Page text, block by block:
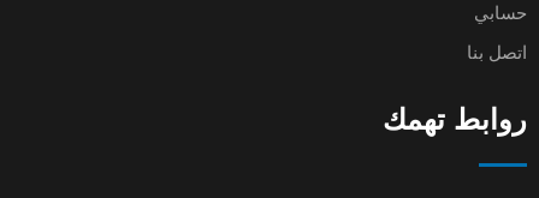
حسابي
اتصل بنا
روابط تهمك